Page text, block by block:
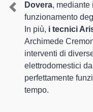
Dovera, mediante
funzionamento
In più, i tecnici
Archimede
interventi di
elettrodomestici
perfettamente
tempo.
Previous